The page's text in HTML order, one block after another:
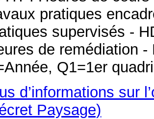
pratiques
supervisés -
de remédiation
Q1=1er
d’informations sur
Paysage)